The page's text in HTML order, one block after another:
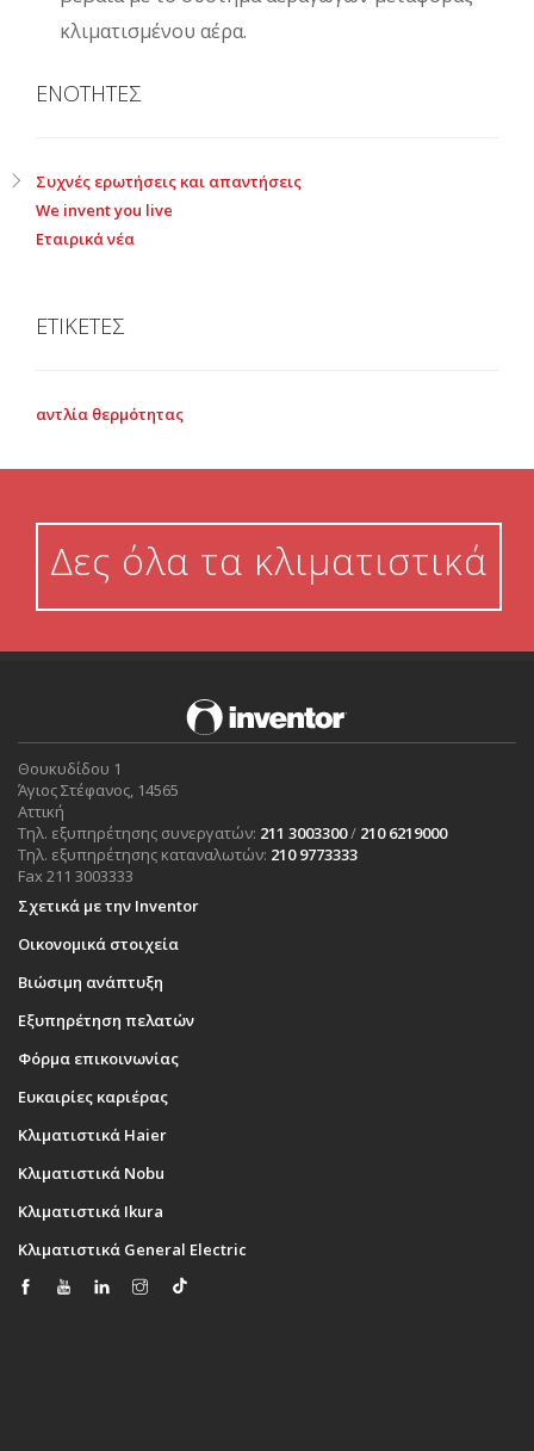
κλιματισμένου αέρα.
ΕΝΟΤΗΤΕΣ
Συχνές ερωτήσεις και απαντήσεις
We invent you live
Εταιρικά νέα
ΕΤΙΚΕΤΕΣ
αντλία θερμότητας
Δες όλα τα κλιματιστικά
Θουκυδίδου 1
Άγιος Στέφανος, 14565
Αττική
Τηλ. εξυπηρέτησης συνεργατών: 211 3003300/ 210 6219000
Τηλ. εξυπηρέτησης καταναλωτών: 210 9773333
Fax 211 3003333
Σχετικά με την Inventor
Οικονομικά στοιχεία
Βιώσιμη ανάπτυξη
Εξυπηρέτηση πελατών
Φόρμα επικοινωνίας
Ευκαιρίες καριέρας
Κλιματιστικά Haier
Κλιματιστικά Nobu
Κλιματιστικά Ikura
Κλιματιστικά General Electric